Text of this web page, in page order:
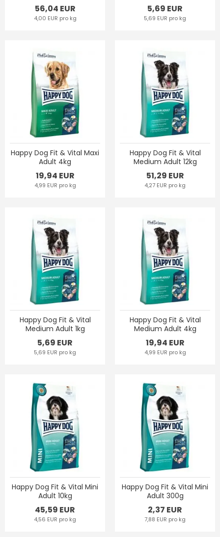
56,04 EUR
4,00 EUR pro kg
5,69 EUR
5,69 EUR pro kg
Happy Dog Fit & Vital Maxi
Adult 4kg
19,94 EUR
4,99 EUR pro kg
Happy Dog Fit & Vital
Medium Adult 12kg
51,29 EUR
4,27 EUR pro kg
Happy Dog Fit & Vital
Medium Adult 1kg
5,69 EUR
5,69 EUR pro kg
Happy Dog Fit & Vital
Medium Adult 4kg
19,94 EUR
4,99 EUR pro kg
Happy Dog Fit & Vital Mini
Adult 10kg
45,59 EUR
4,56 EUR pro kg
Happy Dog Fit & Vital Mini
Adult 300g
2,37 EUR
7,88 EUR pro kg